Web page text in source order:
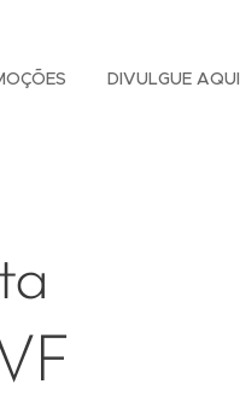
DIVULGUE AQUI